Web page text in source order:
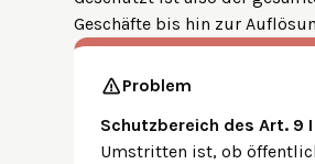
Geschäfte bis hin zur
Problem
Schutzbereich des Art. 9
Umstritten ist, ob